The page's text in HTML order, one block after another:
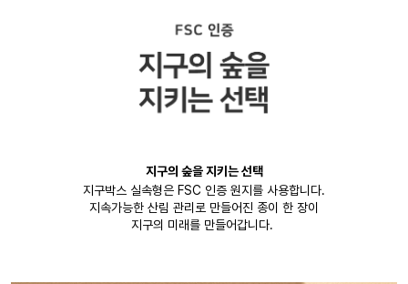
지구의 숲을 지키는 선택
지구박스 실속형은 FSC 인증 원지를 사용합니다.
지속가능한 산림 관리로 만들어진 종이 한 장이
지구의 미래를 만들어갑니다.